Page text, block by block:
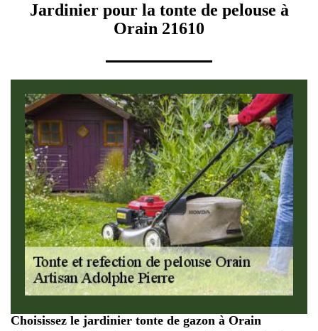
Jardinier pour la tonte de pelouse à
Orain 21610
Choisissez le jardinier tonte de gazon à Orain